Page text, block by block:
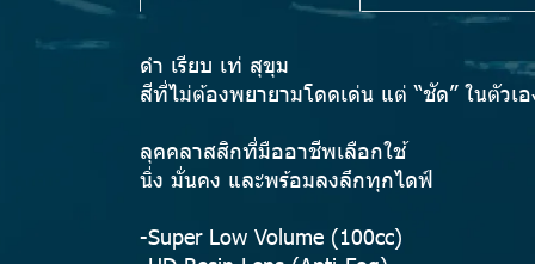
ดำ เรียบ เท่ สุขุม
สีที่ไม่ต้องพยายามโดดเด่น แต่ “ชัด” ในตัวเอ
ลุคคลาสสิกที่มืออาชีพเลือกใช้
นิ่ง มั่นคง และพร้อมลงลึกทุกไดฟ์
-Super Low Volume (100cc)